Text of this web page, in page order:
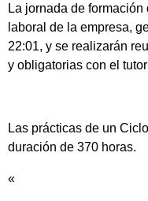
La jornada de
laboral de la empresa,
22:01, y se realizarán
y obligatorias con el
Las prácticas de un
duración de 370 horas.
«